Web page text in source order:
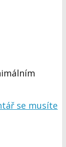
se musíte